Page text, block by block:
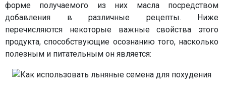
форме получаемого из них масла посредством
добавления в различные рецепты. Ниже
перечисляются некоторые важные свойства этого
продукта, способствующие осознанию того, насколько
полезным и питательным он является: